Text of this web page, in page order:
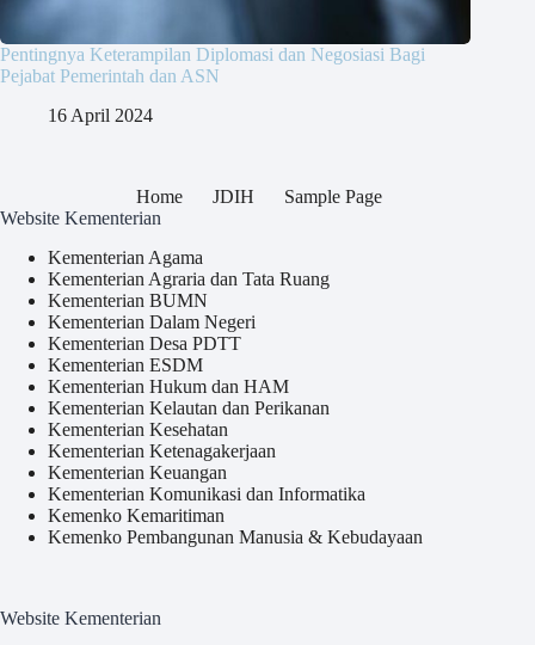
Pentingnya Keterampilan Diplomasi dan Negosiasi Bagi
Pejabat Pemerintah dan ASN
16 April 2024
Home JDIH
Sample Page
Website Kementerian
Kementerian Agama
Kementerian Agraria dan Tata Ruang
Kementerian BUMN
Kementerian Dalam Negeri
Kementerian Desa PDTT
Kementerian ESDM
Kementerian Hukum dan HAM
Kementerian Kelautan dan Perikanan
Kementerian Kesehatan
Kementerian Ketenagakerjaan
Kementerian Keuangan
Kementerian Komunikasi dan Informatika
Kemenko Kemaritiman
Kemenko Pembangunan Manusia & Kebudayaan
Website Kementerian